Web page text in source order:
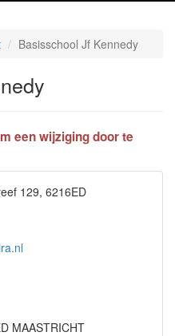
Basisschool Jf Kennedy
een wijziging door te
129, 6216ED
MAASTRICHT